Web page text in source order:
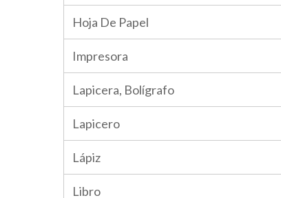
Hoja De Papel
Impresora
Lapicera, Bolígrafo
Lapicero
Lápiz
Libro